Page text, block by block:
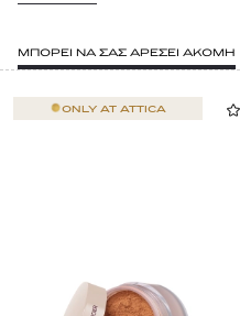
ΜΠΟΡΕΙ ΝΑ ΣΑΣ ΑΡΕΣΕΙ ΑΚΟΜΗ
ONLY AT ATTICA